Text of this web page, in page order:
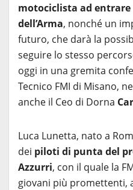
motociclista ad
dell’Arma, nonché un
futuro, che darà la
seguire lo stesso
oggi in una gremita
Tecnico FMI di Misano,
anche il Ceo di Dorna
Luca Lunetta, nato a
dei piloti di punta del
Azzurri, con il quale la
giovani più promettenti,